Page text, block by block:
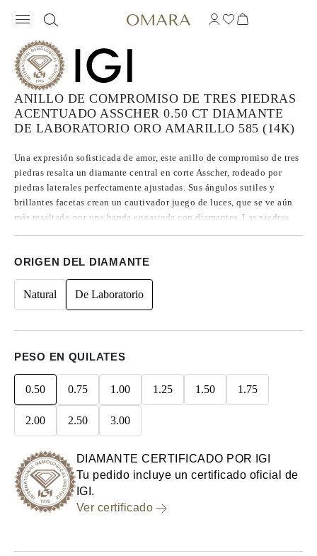
ANILLO DE COMPROMISO DE TRES PIEDRAS
ACENTUADO ASSCHER 0.50 CT DIAMANTE
DE LABORATORIO ORO AMARILLO 585 (14K)
Una expresión sofisticada de amor, este anillo de compromiso de tres
piedras resalta un diamante central en corte Asscher, rodeado por
piedras laterales perfectamente ajustadas. Sus ángulos sutiles y
brillantes facetas crean un cautivador juego de luces, que se ve aún
más resaltado por una banda engastada con diamantes. Las piedras
ORIGEN DEL DIAMANTE
Natural De Laboratorio
PESO EN QUILATES
0.50 0.75 1.00 1.25 1.50 1.75
2.00 2.50 3.00
DIAMANTE CERTIFICADO POR IGI
Tu pedido incluye un certificado oficial de
IGI.
Ver certificado